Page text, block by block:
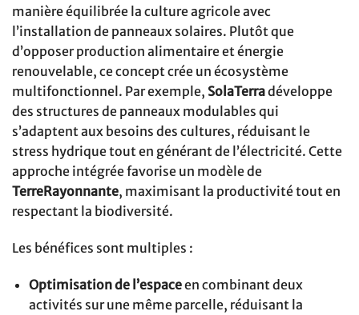
manière équilibrée la culture agricole avec
l’installation de panneaux solaires. Plutôt que
d’opposer production alimentaire et énergie
renouvelable, ce concept crée un écosystème
multifonctionnel. Par exemple, SolaTerradéveloppe
des structures de panneaux modulables qui
s’adaptent aux besoins des cultures, réduisant le
stress hydrique tout en générant de l’électricité. Cette
approche intégrée favorise un modèle de
TerreRayonnante, maximisant la productivité tout en
respectant la biodiversité.
Les bénéfices sont multiples :
Optimisation de l’espaceen combinant deux
activités sur une même parcelle, réduisant la